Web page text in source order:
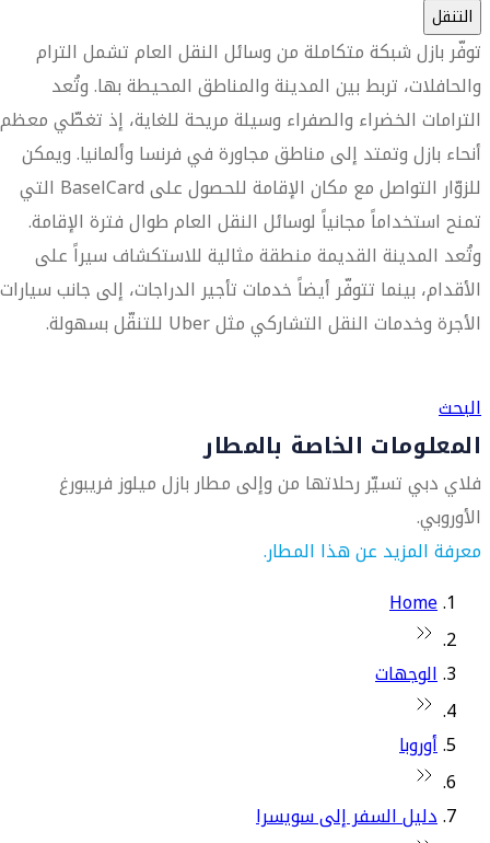
التنقل
توفّر بازل شبكة متكاملة من وسائل النقل العام تشمل الترام
والحافلات، تربط بين المدينة والمناطق المحيطة بها. وتُعد
الترامات الخضراء والصفراء وسيلة مريحة للغاية، إذ تغطّي معظم
أنحاء بازل وتمتد إلى مناطق مجاورة في فرنسا وألمانيا. ويمكن
للزوّار التواصل مع مكان الإقامة للحصول على BaselCard التي
تمنح استخداماً مجانياً لوسائل النقل العام طوال فترة الإقامة.
وتُعد المدينة القديمة منطقة مثالية للاستكشاف سيراً على
الأقدام، بينما تتوفّر أيضاً خدمات تأجير الدراجات، إلى جانب سيارات
الأجرة وخدمات النقل التشاركي مثل Uber للتنقّل بسهولة.
البحث
المعلومات الخاصة بالمطار
فلاي دبي تسيّر رحلاتها من وإلى مطار بازل ميلوز فريبورغ
الأوروبي.
معرفة المزيد عن هذا المطار.
Home
الوجهات
أوروبا
دليل السفر إلى سويسرا